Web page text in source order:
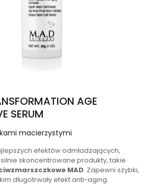
AGE
SERUM
macierzystymi
efektów odmładzających,
skoncentrowane produkty, takie
MAD. Zapewni szybki,
długotrwały efekt anti-aging.